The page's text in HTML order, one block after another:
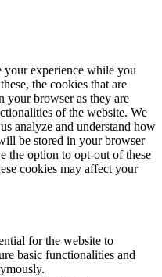
your experience while you
the cookies that are
your browser as they are
of the website. We
analyze and understand how
be stored in your browser
the option to opt-out of these
cookies may affect your
for the website to
basic functionalities and